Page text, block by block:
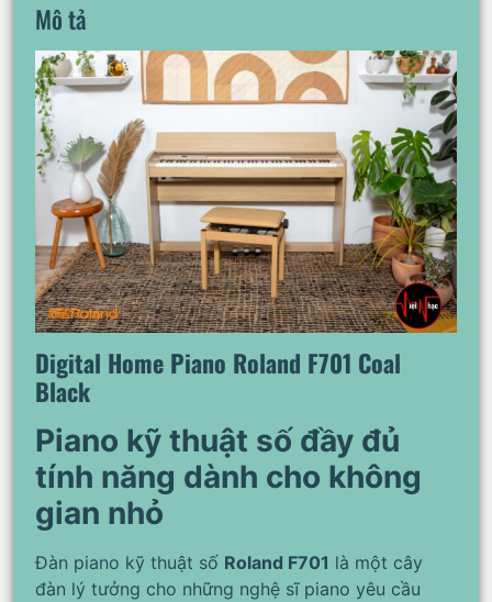
Mô tả
Digital Home Piano Roland F701 Coal
Black
Piano kỹ thuật số đầy đủ
tính năng dành cho không
gian nhỏ
Đàn piano kỹ thuật số Roland F701 là một cây
đàn lý tưởng cho những nghệ sĩ piano yêu cầu